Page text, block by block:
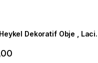
Mercan